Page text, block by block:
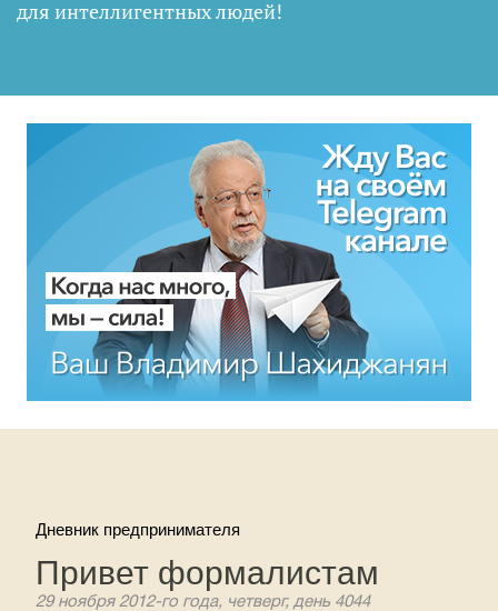
для интеллигентных людей!
Дневник предпринимателя
Привет формалистам
29 ноября 2012-го года, четверг, день 4044